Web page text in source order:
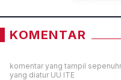
KOMENTAR
komentar yang tampil
yang diatur UU ITE